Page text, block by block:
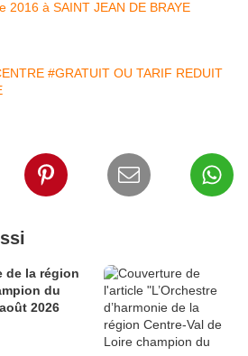
#GRATUIT OU TARIF REDUIT
de la région
du
2026